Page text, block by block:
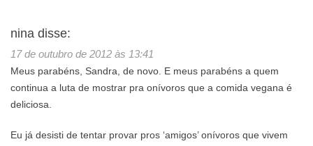
nina disse:
17 de outubro de 2012 às 13:41
Meus parabéns, Sandra, de novo. E meus parabéns a quem
continua a luta de mostrar pra onívoros que a comida vegana é
deliciosa.
Eu já desisti de tentar provar pros ‘amigos’ onívoros que vivem